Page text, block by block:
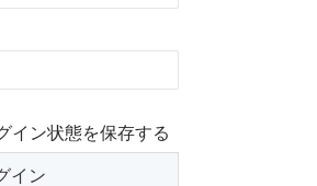
イン状態を保存する